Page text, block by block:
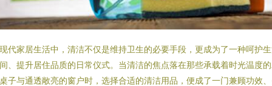
代家居生活中，清洁不仅是维持卫生的必要手段，更成为了一种呵护
、提升居住品质的日常仪式。当清洁的焦点落在那些承载着时光温度
子与通透敞亮的窗户时，选择合适的清洁用品，便成了一门兼顾功效